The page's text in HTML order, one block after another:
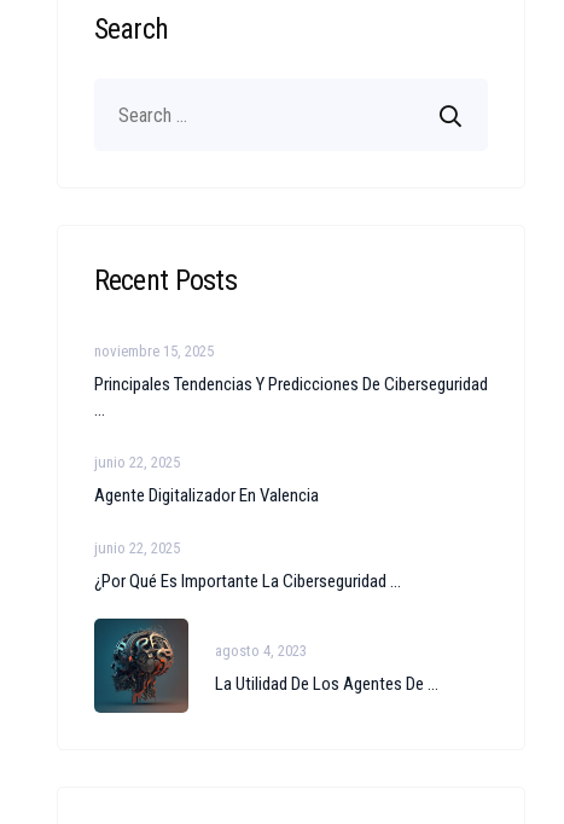
Search
Recent Posts
noviembre 15, 2025
Principales Tendencias Y Predicciones De Ciberseguridad
...
junio 22, 2025
Agente Digitalizador En Valencia
junio 22, 2025
¿Por Qué Es Importante La Ciberseguridad ...
agosto 4, 2023
La Utilidad De Los Agentes De ...